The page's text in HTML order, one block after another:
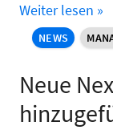
Weiter lesen »
NEWS
Neue